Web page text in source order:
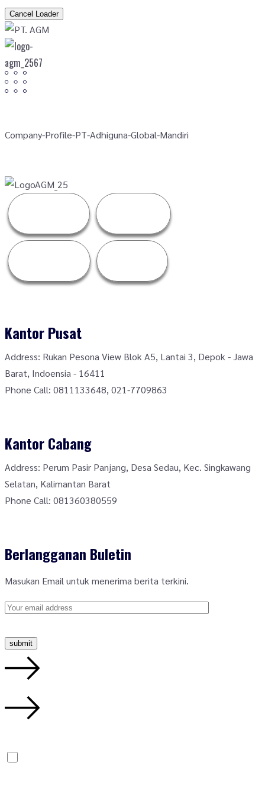
Cancel Loader
Company-Profile-PT-Adhiguna-Global-Mandiri
Kantor Pusat
Address: Rukan Pesona View Blok A5, Lantai 3, Depok - Jawa
Barat, Indoensia - 16411
Phone Call: 0811133648, 021-7709863
Kantor Cabang
Address: Perum Pasir Panjang, Desa Sedau, Kec. Singkawang
Selatan, Kalimantan Barat
Phone Call: 081360380559
Berlangganan Buletin
Masukan Email untuk menerima berita terkini.